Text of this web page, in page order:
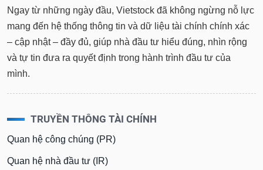
Ngay từ những ngày đầu, Vietstock đã không ngừng nỗ lực
mang đến hệ thống thông tin và dữ liệu tài chính chính xác
– cập nhật – đầy đủ, giúp nhà đầu tư hiểu đúng, nhìn rộng
và tự tin đưa ra quyết định trong hành trình đầu tư của
mình.
TRUYỀN THÔNG TÀI CHÍNH
Quan hệ công chúng (PR)
Quan hệ nhà đầu tư (IR)